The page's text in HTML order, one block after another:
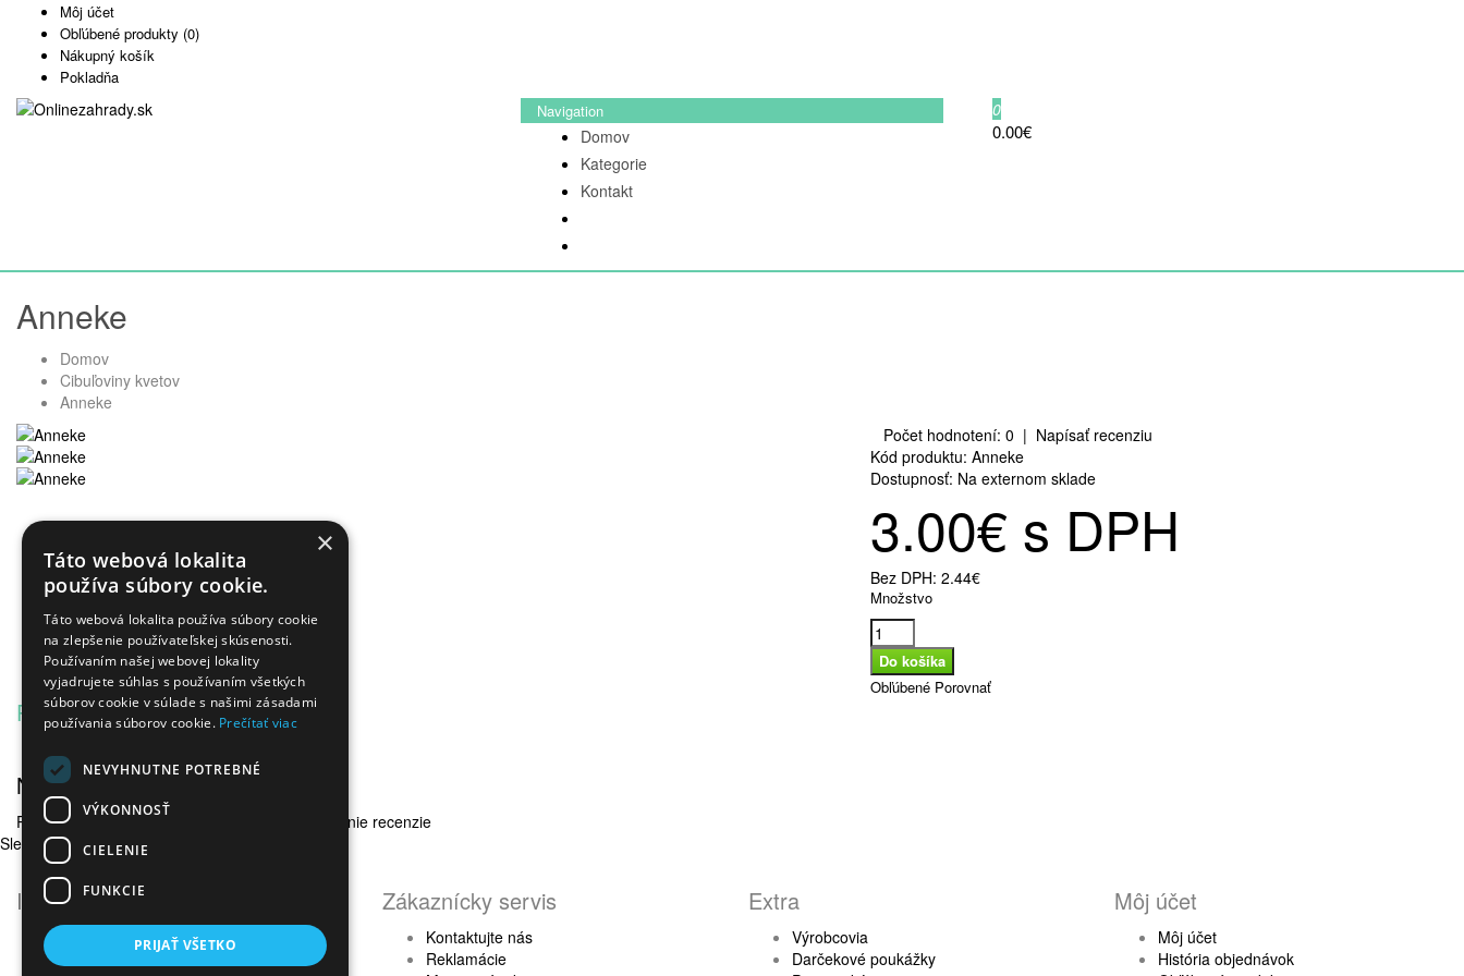
Môj účet
Obľúbené produkty (0)
Nákupný košík
Pokladňa
Navigation
Domov
Kategorie
Kontakt
0
0.00€
Anneke
Domov
Cibuľoviny kvetov
Anneke
Počet hodnotení: 0 | Napísať recenziu
Kód produktu: Anneke
Dostupnosť: Na externom sklade
3.00€ s DPH
Bez DPH: 2.44€
Množstvo
Obľúbené Porovnať
PopisRecenzie (0)
Napísať recenziu
Prosímprihláste saalebo
pre pridanie recenzie
Sledujte nás na sociálnych sieťach
Informácie
Obchodné podmienky
Ochrana osobných údajov
Zákaznícky servis
Kontaktujte nás
Reklamácie
Extra
Výrobcovia
Darčekové poukážky
Môj účet
Môj účet
História objednávok
×
Táto webová lokalita
používa súbory cookie.
Táto webová lokalita používa súbory cookie
na zlepšenie používateľskej skúsenosti.
Používaním našej webovej lokality
vyjadrujete súhlas s používaním všetkých
súborov cookie v súlade s našimi zásadami
používania súborov cookie. Prečítať viac
NEVYHNUTNE POTREBNÉ
VÝKONNOSŤ
CIELENIE
FUNKCIE
PRIJAŤ VŠETKO